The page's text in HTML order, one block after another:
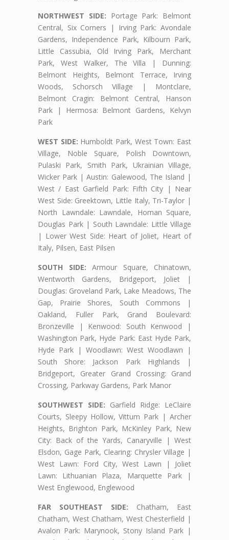
NORTHWEST SIDE: Portage Park: Belmont
Central, Six Corners | Irving Park: Avondale
Gardens, Independence Park, Kilbourn Park,
Little Cassubia, Old Irving Park, Merchant
Park, West Walker, The Villa | Dunning:
Belmont Heights, Belmont Terrace, Irving
Woods, Schorsch Village | Montclare,
Belmont Cragin: Belmont Central, Hanson
Park | Hermosa: Belmont Gardens, Kelvyn
Park
WEST SIDE: Humboldt Park, West Town: East
Village, Noble Square, Polish Downtown,
Pulaski Park, Smith Park, Ukrainian Village,
Wicker Park | Austin: Galewood, The Island |
West / East Garfield Park: Fifth City | Near
West Side: Greektown, Little Italy, Tri-Taylor |
North Lawndale: Lawndale, Homan Square,
Douglas Park | South Lawndale: Little Village
| Lower West Side: Heart of Joliet, Heart of
Italy, Pilsen, East Pilsen
SOUTH SIDE: Armour Square, Chinatown,
Wentworth Gardens, Bridgeport, Joliet |
Douglas: Groveland Park, Lake Meadows, The
Gap, Prairie Shores, South Commons |
Oakland, Fuller Park, Grand Boulevard:
Bronzeville | Kenwood: South Kenwood |
Washington Park, Hyde Park: East Hyde Park,
Hyde Park | Woodlawn: West Woodlawn |
South Shore: Jackson Park Highlands |
Bridgeport, Greater Grand Crossing: Grand
Crossing, Parkway Gardens, Park Manor
SOUTHWEST SIDE: Garfield Ridge: LeClaire
Courts, Sleepy Hollow, Vittum Park | Archer
Heights, Brighton Park, McKinley Park, New
City: Back of the Yards, Canaryville | West
Elsdon, Gage Park, Clearing: Chrysler Village |
West Lawn: Ford City, West Lawn | Joliet
Lawn: Lithuanian Plaza, Marquette Park |
West Englewood, Englewood
FAR SOUTHEAST SIDE: Chatham, East
Chatham, West Chatham, West Chesterfield |
Avalon Park: Marynook, Stony Island Park |